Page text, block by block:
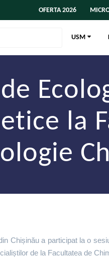
OFERTA 2026
USM
la
Chișinău a participat la o
de la Facultatea de